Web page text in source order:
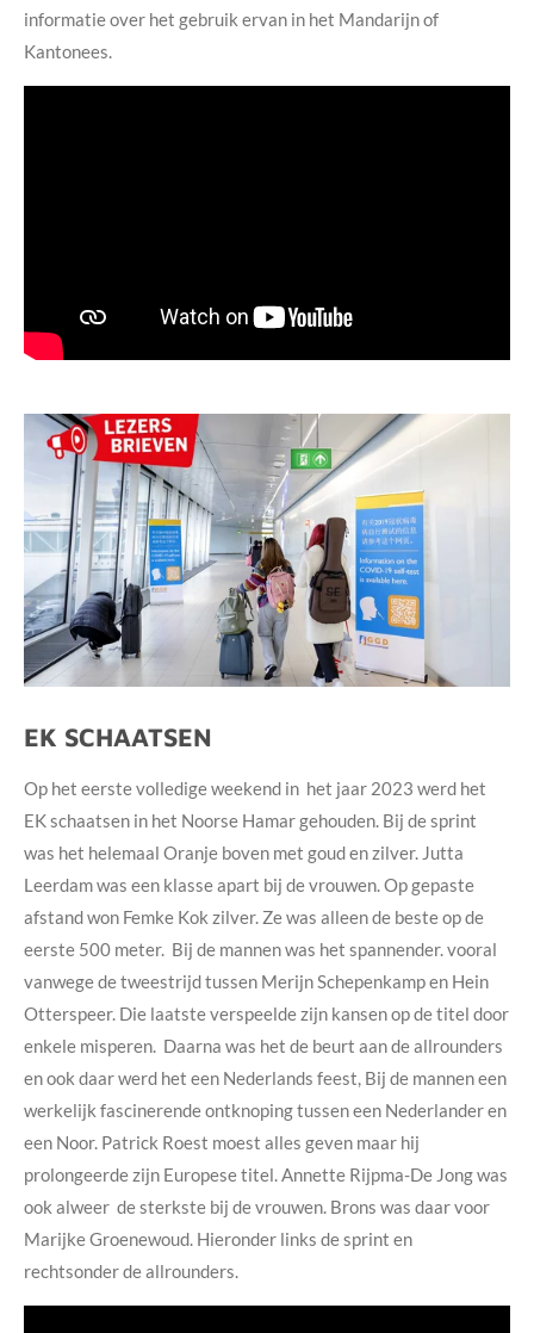
informatie over het gebruik ervan in het Mandarijn of
Kantonees.
EK SCHAATSEN
Op het eerste volledige weekend in het jaar 2023 werd het
EK schaatsen in het Noorse Hamar gehouden. Bij de sprint
was het helemaal Oranje boven met goud en zilver. Jutta
Leerdam was een klasse apart bij de vrouwen. Op gepaste
afstand won Femke Kok zilver. Ze was alleen de beste op de
eerste 500 meter. Bij de mannen was het spannender. vooral
vanwege de tweestrijd tussen Merijn Schepenkamp en Hein
Otterspeer. Die laatste verspeelde zijn kansen op de titel door
enkele misperen. Daarna was het de beurt aan de allrounders
en ook daar werd het een Nederlands feest, Bij de mannen een
werkelijk fascinerende ontknoping tussen een Nederlander en
een Noor. Patrick Roest moest alles geven maar hij
prolongeerde zijn Europese titel. Annette Rijpma-De Jong was
ook alweer de sterkste bij de vrouwen. Brons was daar voor
Marijke Groenewoud. Hieronder links de sprint en
rechtsonder de allrounders.